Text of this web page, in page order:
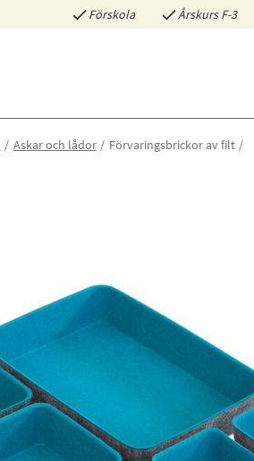
Förskola Årskurs F-3
Askar och lådor Förvaringsbrickor av filt